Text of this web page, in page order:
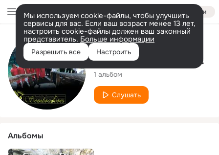
Войти
Мы используем cookie-файлы, чтобы улучшить
сервисы для вас. Если ваш возраст менее 13 лет,
настроить cookie-файлы должен ваш законный
представитель. Больше информации
Разрешить все Настроить
Исполнитель
Rondalla Bautista Sembradores
1 альбом
Слушать
Альбомы